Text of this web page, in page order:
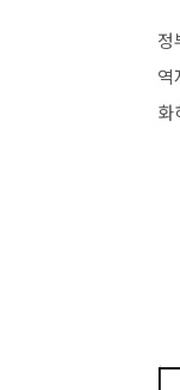
정
역
화